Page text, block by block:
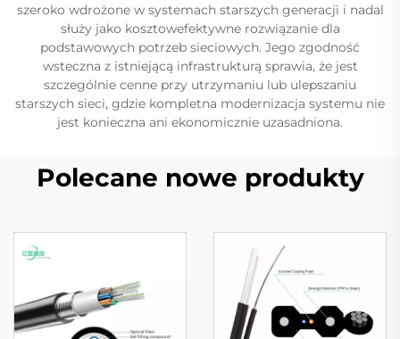
szeroko wdrożone w systemach starszych generacji i nadal
służy jako kosztowefektywne rozwiązanie dla
podstawowych potrzeb sieciowych. Jego zgodność
wsteczna z istniejącą infrastrukturą sprawia, że jest
szczególnie cenne przy utrzymaniu lub ulepszaniu
starszych sieci, gdzie kompletna modernizacja systemu nie
jest konieczna ani ekonomicznie uzasadniona.
Polecane nowe produkty